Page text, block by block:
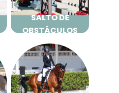
SALTO DE
OBSTÁCULOS
DOMA
ADAPTADA